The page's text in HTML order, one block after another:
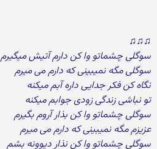
♫♫♫
سوگلی چشماتو وا کن دارم آتیش میگیرم
سوگلی مگه نمیبینی که دارم می میرم
نگاه کن فکر جدایی داره آبم میکنه
تو نباشی زندگی زودی جوابم میکنه
سوگلی چشماتو وا کن بذار آروم بگیرم
عزیزم مگه نمیبینی که دارم می میرم
سوگلی چشماتو وا کن نذار دیوونه بشم